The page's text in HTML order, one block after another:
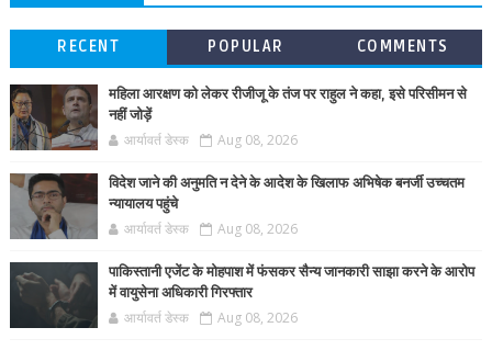
RECENT POPULAR COMMENTS
महिला आरक्षण को लेकर रीजीजू के तंज पर राहुल ने कहा, इसे परिसीमन से
नहीं जोड़ें
आर्यावर्त डेस्क Aug 08, 2026
विदेश जाने की अनुमति न देने के आदेश के खिलाफ अभिषेक बनर्जी उच्चतम
न्यायालय पहुंचे
आर्यावर्त डेस्क Aug 08, 2026
पाकिस्तानी एजेंट के मोहपाश में फंसकर सैन्य जानकारी साझा करने के आरोप
में वायुसेना अधिकारी गिरफ्तार
आर्यावर्त डेस्क Aug 08, 2026